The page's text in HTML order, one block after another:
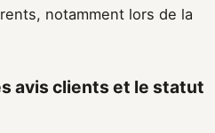
notamment lors de la
avis clients et le statut